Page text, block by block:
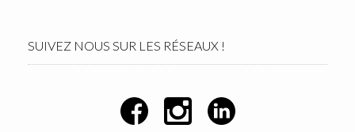
SUIVEZ NOUS SUR LES RÉSEAUX !